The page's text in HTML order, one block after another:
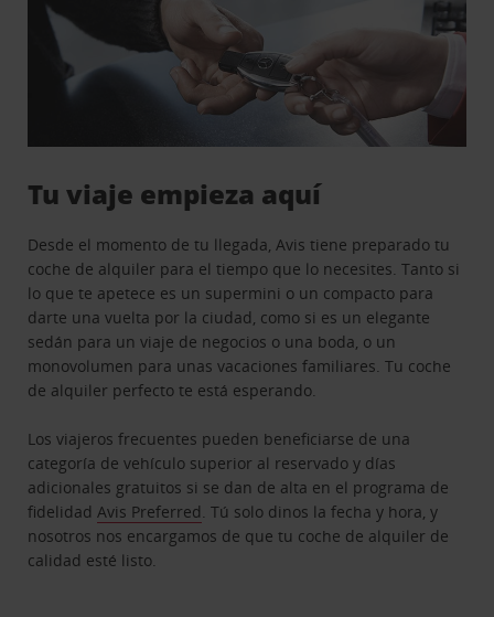
Tu viaje empieza aquí
Desde el momento de tu llegada, Avis tiene preparado tu
coche de alquiler para el tiempo que lo necesites. Tanto si
lo que te apetece es un supermini o un compacto para
darte una vuelta por la ciudad, como si es un elegante
sedán para un viaje de negocios o una boda, o un
monovolumen para unas vacaciones familiares. Tu coche
de alquiler perfecto te está esperando.
Los viajeros frecuentes pueden beneficiarse de una
categoría de vehículo superior al reservado y días
adicionales gratuitos si se dan de alta en el programa de
fidelidadAvis Preferred. Tú solo dinos la fecha y hora, y
nosotros nos encargamos de que tu coche de alquiler de
calidad esté listo.